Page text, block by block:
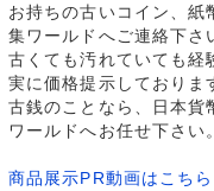
お持ちの古いコイン、紙
集ワールドへご連絡下さ
古くても汚れていても経
実に価格提示しておりま
古銭のことなら、日本貨
ワールドへお任せ下さい。
商品展示PR動画はこち